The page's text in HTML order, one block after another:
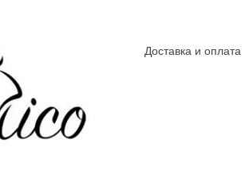
Доставка и оплата